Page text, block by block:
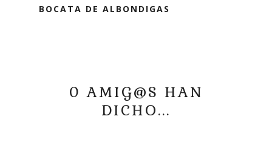
BOCATA DE ALBONDIGAS
0 AMIG@S HAN
DICHO...